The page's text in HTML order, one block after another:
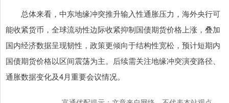
总体来看，中东地缘冲突推升输入性通胀压力，海外央行可
能收紧货币，全球流动性边际收紧抑制国债期货价格上涨，叠加
国内经济数据呈现韧性，政策更倾向于结构性宽松，预计短期内
国债期货价格以区间震荡为主。后续需关注地缘冲突演变路径、
通胀数据变化及4月重要会议情况。